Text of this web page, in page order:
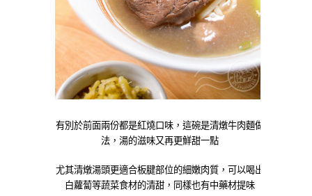
有別於前面兩份都是紅燒口味，這碗是清燉牛肉麵做
法，湯的滋味又再更鮮甜一點
尤其清燉湯頭更適合板腱部位的細嫩肉質，可以喝出
白蘿蔔等蔬菜食材的清甜，同樣也有中藥材提味